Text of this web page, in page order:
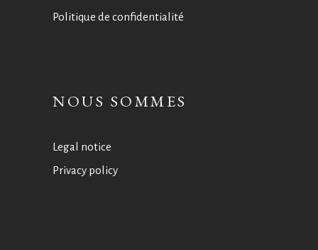
Politique de confidentialité
NOUS SOMMES
Legal notice
Privacy policy